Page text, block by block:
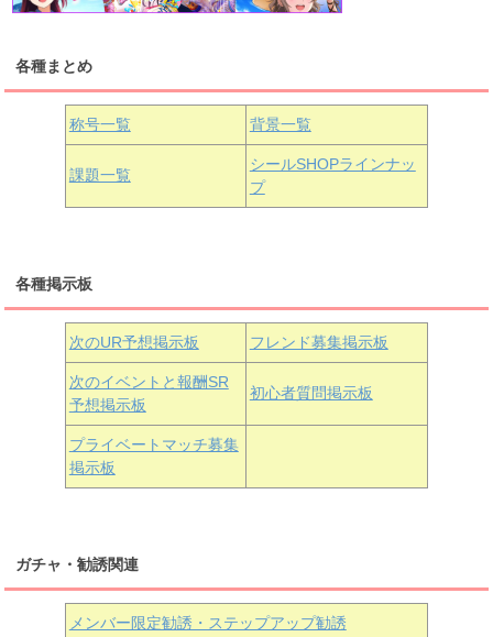
津島善子 黒澤ルビィ
浦の星女学院3年生
黒澤ダイヤ
中須かすみ 天王寺璃奈
朝香果林 近江彼方 エマ・ヴェルデ
各種まとめ
称号一覧 背景一覧
課題一覧
シールSHOPラインナッ
プ
各種掲示板
次のUR予想掲示板 フレンド募集掲示板
次のイベントと報酬SR
予想掲示板
初心者質問掲示板
プライベートマッチ募集
掲示板
ガチャ・勧誘関連
メンバー限定勧誘・ステップアップ勧誘